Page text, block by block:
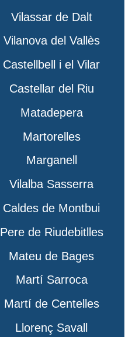
Vilassar de Dalt
Vilanova del Vallès
Castellbell i el Vilar
Castellar del Riu
Matadepera
Martorelles
Marganell
Vilalba Sasserra
Caldes de Montbui
Pere de Riudebitlles
Mateu de Bages
Martí Sarroca
Martí de Centelles
Llorenç Savall